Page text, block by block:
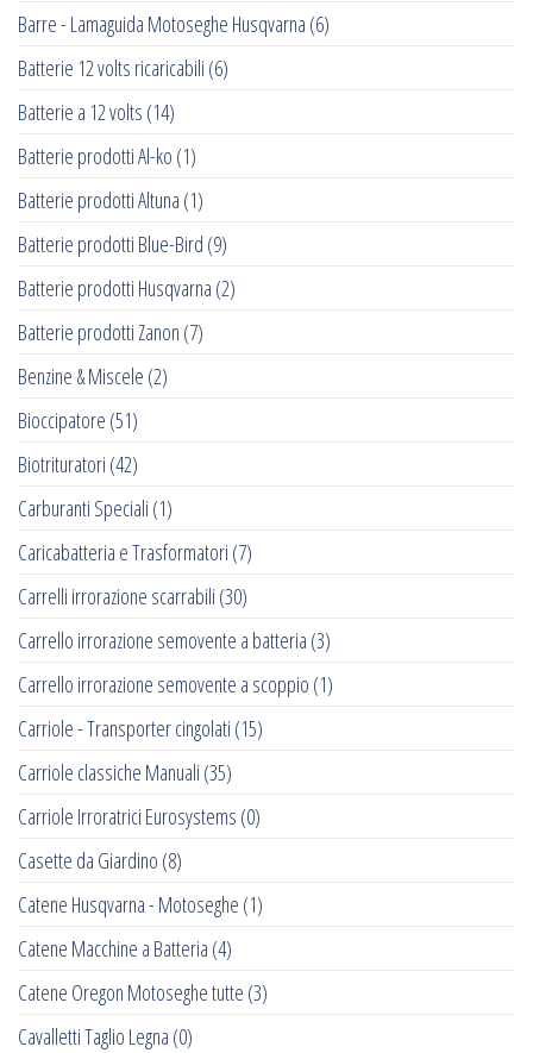
Barre - Lamaguida Motoseghe Husqvarna (6)
Batterie 12 volts ricaricabili (6)
Batterie a 12 volts (14)
Batterie prodotti Al-ko (1)
Batterie prodotti Altuna (1)
Batterie prodotti Blue-Bird (9)
Batterie prodotti Husqvarna (2)
Batterie prodotti Zanon (7)
Benzine & Miscele (2)
Bioccipatore (51)
Biotrituratori (42)
Carburanti Speciali (1)
Caricabatteria e Trasformatori (7)
Carrelli irrorazione scarrabili (30)
Carrello irrorazione semovente a batteria (3)
Carrello irrorazione semovente a scoppio (1)
Carriole - Transporter cingolati (15)
Carriole classiche Manuali (35)
Carriole Irroratrici Eurosystems (0)
Casette da Giardino (8)
Catene Husqvarna - Motoseghe (1)
Catene Macchine a Batteria (4)
Catene Oregon Motoseghe tutte (3)
Cavalletti Taglio Legna (0)